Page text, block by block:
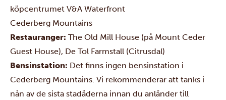
köpcentrumet V&A Waterfront
Cederberg Mountains
Restauranger: The Old Mill House (på Mount Ceder
Guest House), De Tol Farmstall (Citrusdal)
Bensinstation: Det finns ingen bensinstation i
Cederberg Mountains. Vi rekommenderar att tanks i
nån av de sista stadäderna innan du anländer till